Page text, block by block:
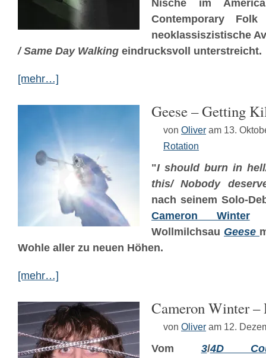
Nische im
Contemporary
neoklassiszistische
/ Same Day Walking eindrucksvoll unterstreicht.
[mehr…]
Geese – Getting
von Oliver am 13.
Rotation
"I should burn in
this/ Nobody
nach seinem Solo-
Cameron Winter
Wollmilchsau Geese
Wohle aller zu neuen Höhen.
[mehr…]
Cameron Winter –
von Oliver am 12.
Vom 3/4D